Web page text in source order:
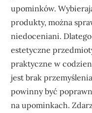
upominków.
produkty, można
niedoceniani.
estetyczne
praktyczne w
jest brak
powinny być
na upominkach.